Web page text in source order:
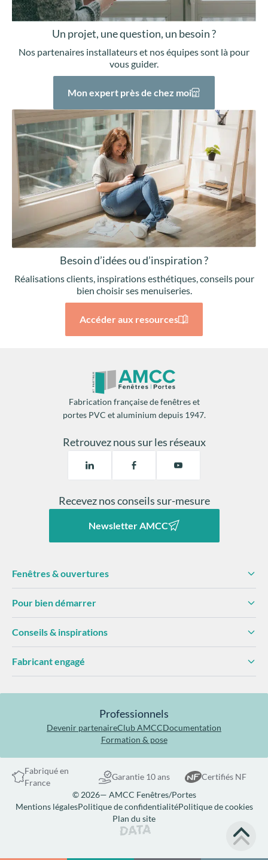
Un projet, une question, un besoin ?
Nos partenaires installateurs et nos équipes sont là pour
vous guider.
Mon expert près de chez moi
Besoin d’idées ou d’inspiration ?
Réalisations clients, inspirations esthétiques, conseils pour
bien choisir ses menuiseries.
Accéder aux resources
Fabrication française de fenêtres et
portes PVC et aluminium depuis 1947.
Retrouvez nous sur les réseaux
Recevez nos conseils sur-mesure
Newsletter AMCC
Fenêtres & ouvertures
Pour bien démarrer
Conseils & inspirations
Fabricant engagé
Professionnels
Devenir partenaireClub AMCCDocumentation
Formation & pose
Fabriqué en
France
Garantie 10 ans
Certifiés NF
© 2026— AMCC Fenêtres/Portes
Mentions légalesPolitique de confidentialitéPolitique de cookies
Plan du site
Site réalisé par Data Projekt